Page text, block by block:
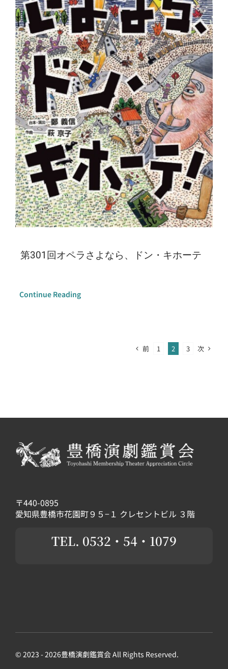
第301回オペラさよなら、ドン・キホーテ
Continue Reading
前 1 2 3 次
〒440-0895
愛知県豊橋市花園町９５−１ クレセントビル ３階
TEL. 0532・54・1079
© 2023 - 2026豊橋演劇鑑賞会 All Rights Reserved.